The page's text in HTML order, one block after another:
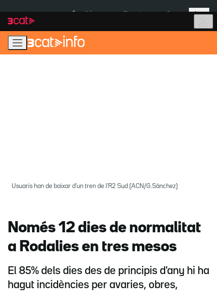
navegació
principal
contingut
Més
Usuaris han de baixar d'un tren de l'R2 Sud (ACN/G.Sánchez)
Només 12 dies de normalitat
a Rodalies en tres mesos
El 85% dels dies des de principis d'any hi ha
hagut incidències per avaries, obres,